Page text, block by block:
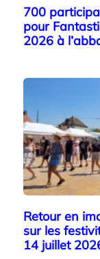
700
pour
2026 à
Retour en
sur les
14 juillet